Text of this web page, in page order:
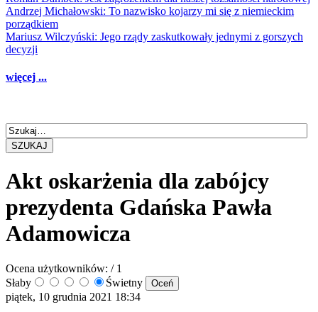
Andrzej Michałowski: To nazwisko kojarzy mi się z niemieckim
porządkiem
Mariusz Wilczyński: Jego rządy zaskutkowały jednymi z gorszych
decyzji
więcej ...
SZUKAJ
Akt oskarżenia dla zabójcy
prezydenta Gdańska Pawła
Adamowicza
Ocena użytkowników: / 1
Słaby
Świetny
piątek, 10 grudnia 2021 18:34